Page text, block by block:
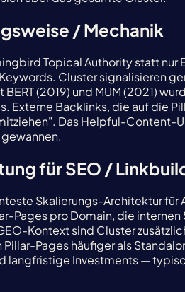
/ Mechanik
Topical Authority statt
Cluster signalisieren
(2019) und MUM (2021)
Externe Backlinks, die auf die
Das Helpful-
für SEO /
Skalierungs-Architektur
Pages pro Domain, die
Kontext sind Cluster
Pages häufiger als
langfristige Investments —